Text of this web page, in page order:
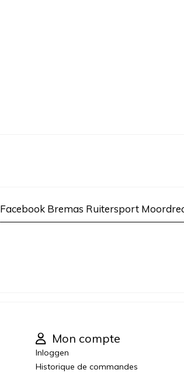
Facebook Bremas Ruitersport
Mon compte
Inloggen
Historique de commandes